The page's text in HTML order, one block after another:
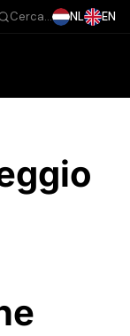
Cerca... NL EN